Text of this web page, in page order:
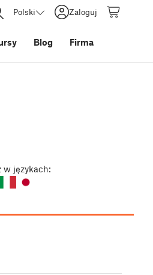
Polski Zaloguj
Blog Firma
w językach: